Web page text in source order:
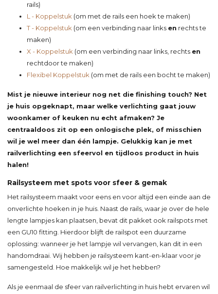
rails)
L - Koppelstuk (om met de rails een hoek te maken)
T - Koppelstuk (om een verbinding naar links en rechts te
maken)
X - Koppelstuk (om een verbinding naar links, rechts en
rechtdoor te maken)
Flexibel Koppelstuk (om met de rails een bocht te maken)
Mist je nieuwe interieur nog net die finishing touch? Net
je huis opgeknapt, maar welke verlichting gaat jouw
woonkamer of keuken nu echt afmaken? Je
centraaldoos zit op een onlogische plek, of misschien
wil je wel meer dan één lampje. Gelukkig kan je met
railverlichting een sfeervol en tijdloos product in huis
halen!
Railsysteem met spots voor sfeer & gemak
Het railsysteem maakt voor eens en voor altijd een einde aan de
onverlichte hoeken in je huis. Naast de rails, waar je over de hele
lengte lampjes kan plaatsen, bevat dit pakket ook railspots met
een GU10 fitting. Hierdoor blijft de railspot een duurzame
oplossing: wanneer je het lampje wil vervangen, kan dit in een
handomdraai. Wij hebben je railsysteem kant-en-klaar voor je
samengesteld. Hoe makkelijk wil je het hebben?
Als je eenmaal de sfeer van railverlichting in huis hebt ervaren wil